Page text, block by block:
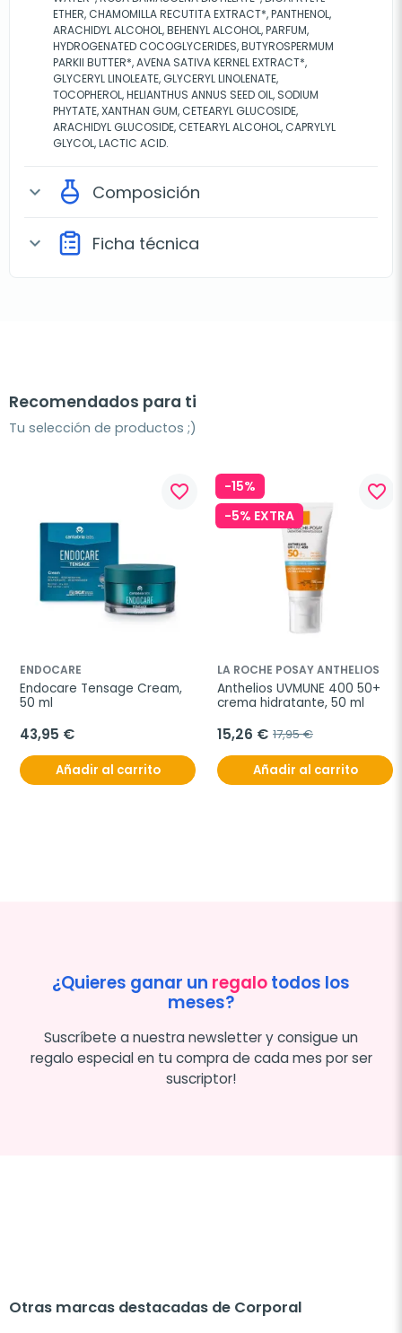
ETHER, CHAMOMILLA RECUTITA EXTRACT*, PANTHENOL,
ARACHIDYL ALCOHOL, BEHENYL ALCOHOL, PARFUM,
HYDROGENATED COCOGLYCERIDES, BUTYROSPERMUM
PARKII BUTTER*, AVENA SATIVA KERNEL EXTRACT*,
GLYCERYL LINOLEATE, GLYCERYL LINOLENATE,
TOCOPHEROL, HELIANTHUS ANNUS SEED OIL, SODIUM
PHYTATE, XANTHAN GUM, CETEARYL GLUCOSIDE,
ARACHIDYL GLUCOSIDE, CETEARYL ALCOHOL, CAPRYLYL
GLYCOL, LACTIC ACID.
expand_more Composición
expand_more Ficha técnica
Recomendados para ti
Tu selección de productos ;)
favorite_border
ENDOCARE
Endocare Tensage Cream,
50 ml
43,95 €
Añadir al carrito
-15%
-5% EXTRA
favorite_border
LA ROCHE POSAY ANTHELIOS
Anthelios UVMUNE 400 50+
crema hidratante, 50 ml
15,26 € 17,95 €
Añadir al carrito
¿Quieres ganar un regalotodos los
meses?
Suscríbete a nuestra newsletter y consigue un
regalo especial en tu compra de cada mes por ser
suscriptor!
Otras marcas destacadas de Corporal